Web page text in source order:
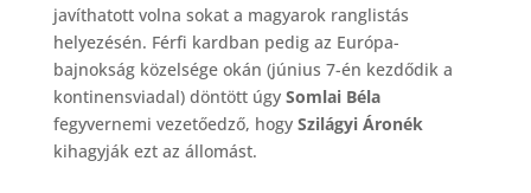
javíthatott volna sokat a magyarok ranglistás
helyezésén. Férfi kardban pedig az Európa-
bajnokság közelsége okán (június 7-én kezdődik a
kontinensviadal) döntött úgy Somlai Béla
fegyvernemi vezetőedző, hogy Szilágyi Áronék
kihagyják ezt az állomást.